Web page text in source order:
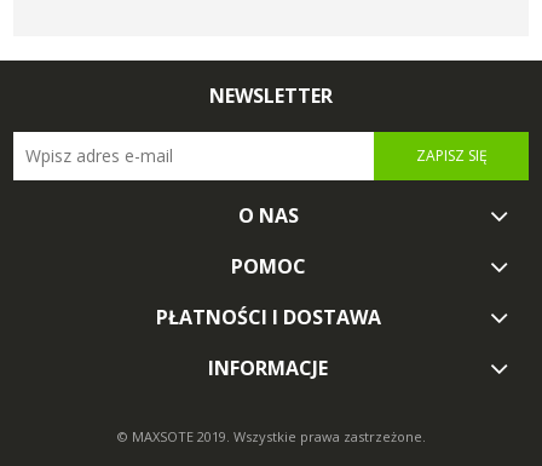
NEWSLETTER
ZAPISZ SIĘ
O NAS
POMOC
PŁATNOŚCI I DOSTAWA
INFORMACJE
© MAXSOTE 2019. Wszystkie prawa zastrzeżone.